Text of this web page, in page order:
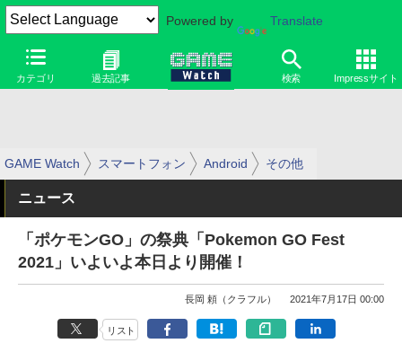
Powered by Translate
カテゴリ 過去記事 検索 Impressサイト
GAME Watch スマートフォン Android その他
ニュース
「ポケモンGO」の祭典「Pokemon GO Fest
2021」いよいよ本日より開催！
長岡 頼（クラフル） 2021年7月17日 00:00
リスト